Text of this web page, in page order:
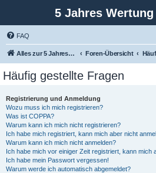
5 Jahres Wertung
FAQ
Alles zur 5 Jahreswertung / Tabelle der UEFA mit vielen Statistiken. Foren-Übersicht
Häufig gestellte Fragen
Registrierung und Anmeldung
Wozu muss ich mich registrieren?
Was ist COPPA?
Warum kann ich mich nicht registrieren?
Ich habe mich registriert, kann mich aber nicht
Warum kann ich mich nicht anmelden?
Ich habe mich vor einiger Zeit registriert, kann mich
Ich habe mein Passwort vergessen!
Warum werde ich automatisch abgemeldet?